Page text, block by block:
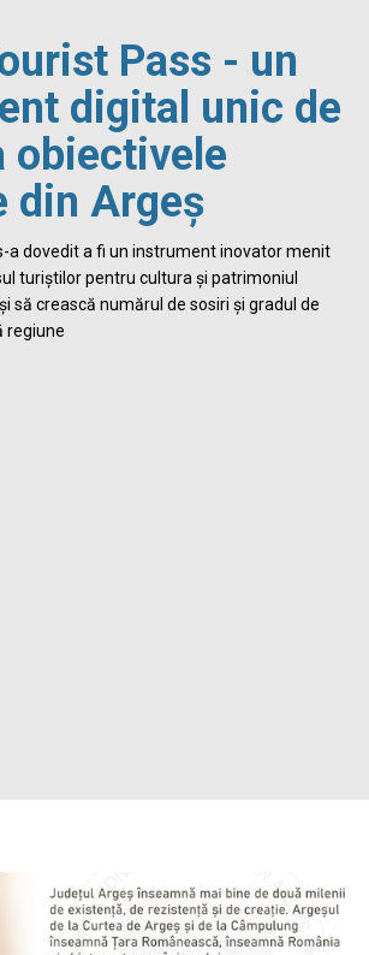
Pass - un
digital unic de
obiectivele
din Argeș
a dovedit a fi un instrument inovator menit
turiștilor pentru cultura și patrimoniul
să crească numărul de sosiri și gradul de
regiune